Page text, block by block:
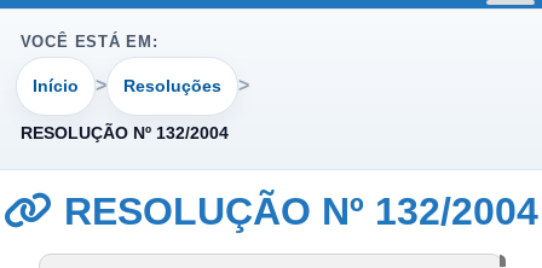
VOCÊ ESTÁ EM:
Início Resoluções
RESOLUÇÃO Nº 132/2004
RESOLUÇÃO Nº 132/2004